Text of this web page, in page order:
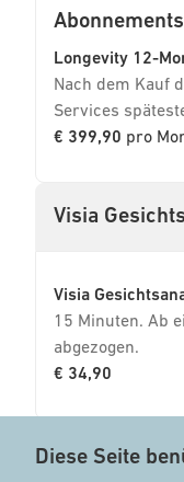
Diese Seite
Abonnements
Longevity 12-
Nach dem Kauf
Services
€ 399,90 pro
Visia
Visia
15 Minuten. Ab
abgezogen.
€ 34,90
Diese Seite